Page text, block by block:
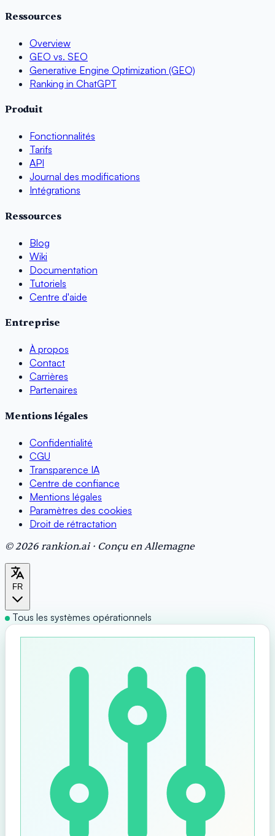
Ressources
Overview
GEO vs. SEO
Generative Engine Optimization (GEO)
Ranking in ChatGPT
Produit
Fonctionnalités
Tarifs
API
Journal des modifications
Intégrations
Ressources
Blog
Wiki
Documentation
Tutoriels
Centre d'aide
Entreprise
À propos
Contact
Carrières
Partenaires
Mentions légales
Confidentialité
CGU
Transparence IA
Centre de confiance
Mentions légales
Paramètres des cookies
Droit de rétractation
© 2026 rankion.ai · Conçu en Allemagne
FR
Tous les systèmes opérationnels